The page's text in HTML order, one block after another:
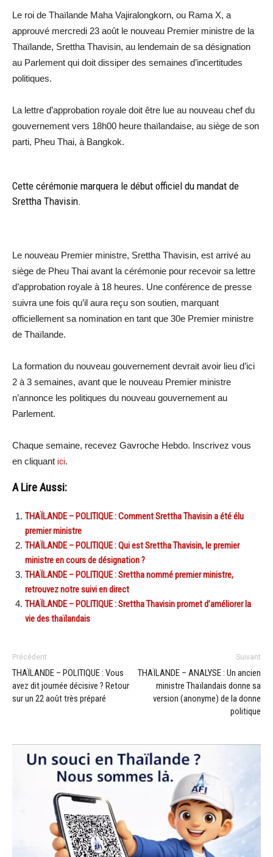
Le roi de Thaïlande Maha Vajiralongkorn, ou Rama X, a
approuvé mercredi 23 août le nouveau Premier ministre de la
Thaïlande, Srettha Thavisin, au lendemain de sa désignation
au Parlement qui doit dissiper des semaines d’incertitudes
politiques.
La lettre d’approbation royale doit être lue au nouveau chef du
gouvernement vers 18h00 heure thaïlandaise, au siège de son
parti, Pheu Thai, à Bangkok.
Cette cérémonie marquera le début officiel du mandat de
Srettha Thavisin.
Le nouveau Premier ministre, Srettha Thavisin, est arrivé au
siège de Pheu Thai avant la cérémonie pour recevoir sa lettre
d’approbation royale à 18 heures. Une conférence de presse
suivra une fois qu’il aura reçu son soutien, marquant
officiellement sa nomination en tant que 30e Premier ministre
de Thaïlande.
La formation du nouveau gouvernement devrait avoir lieu d’ici
2 à 3 semaines, avant que le nouveau Premier ministre
n’annonce les politiques du nouveau gouvernement au
Parlement.
Chaque semaine, recevez Gavroche Hebdo. Inscrivez vous
en cliquant ici.
A Lire Aussi:
THAÏLANDE – POLITIQUE : Comment Srettha Thavisin a été élu
premier ministre
THAÏLANDE – POLITIQUE : Qui est Srettha Thavisin, le premier
ministre en cours de désignation ?
THAÏLANDE – POLITIQUE : Srettha nommé premier ministre,
retrouvez notre suivi en direct
THAÏLANDE – POLITIQUE : Srettha Thavisin promet d’améliorer la
vie des thaïlandais
Précédent
THAÏLANDE – POLITIQUE : Vous
avez dit journée décisive ? Retour
sur un 22 août très préparé
Suivant
THAÏLANDE – ANALYSE : Un ancien
ministre Thaïlandais donne sa
version (anonyme) de la donne
politique